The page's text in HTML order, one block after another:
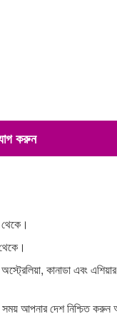
করুন
থেকে।
কানাডা এবং
আপনার দেশ নিশ্চিত